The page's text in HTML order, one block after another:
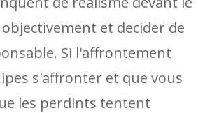
et decider de
Si l'affrontement
s'affronter et que vous
les perdints tentent